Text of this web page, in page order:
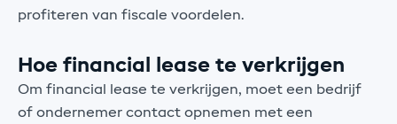
profiteren van fiscale voordelen.
Hoe financial lease te verkrijgen
Om financial lease te verkrijgen, moet een bedrijf
of ondernemer contact opnemen met een